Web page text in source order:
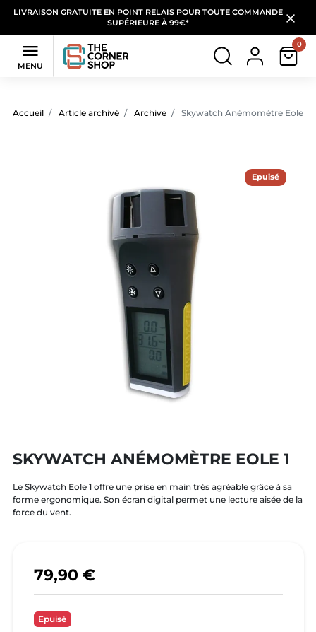
LIVRAISON GRATUITE EN POINT RELAIS POUR TOUTE COMMANDE
SUPÉRIEURE À 99€*

MENU
0
Accueil Article archivé Archive Skywatch Anémomètre Eole 1
Epuisé
SKYWATCH ANÉMOMÈTRE EOLE 1
Le Skywatch Eole 1 offre une prise en main très agréable grâce à sa
forme ergonomique. Son écran digital permet une lecture aisée de la
force du vent.
79,90 €
Epuisé